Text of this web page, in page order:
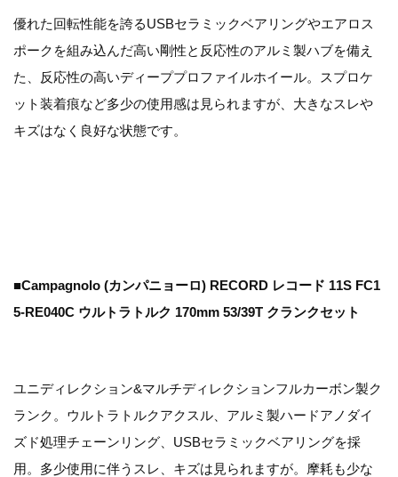
優れた回転性能を誇るUSBセラミックベアリングやエアロス
ポークを組み込んだ高い剛性と反応性のアルミ製ハブを備え
た、反応性の高いディーププロファイルホイール。スプロケ
ット装着痕など多少の使用感は見られますが、大きなスレや
キズはなく良好な状態です。
■Campagnolo (カンパニョーロ) RECORD レコード 11S FC1
5-RE040C ウルトラトルク 170mm 53/39T クランクセット
ユニディレクション&マルチディレクションフルカーボン製ク
ランク。ウルトラトルクアクスル、アルミ製ハードアノダイ
ズド処理チェーンリング、USBセラミックベアリングを採
用。多少使用に伴うスレ、キズは見られますが。摩耗も少な